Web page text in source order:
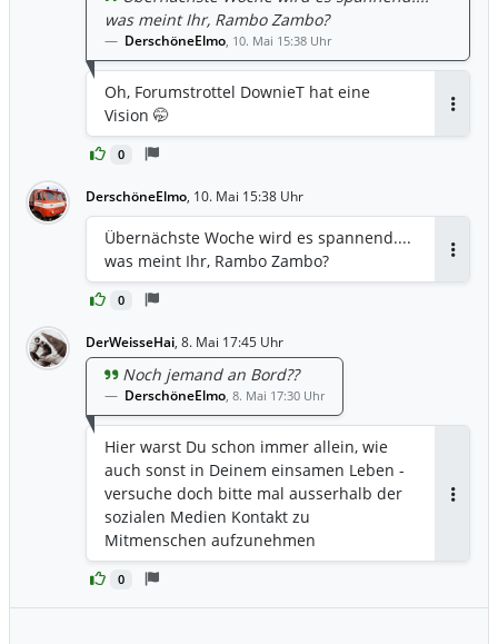
0
was meint Ihr, Rambo Zambo?
DerschöneElmo, 10. Mai 15:38 Uhr
Oh, Forumstrottel DownieT hat eine
Vision 🤭
DerschöneElmo, 10. Mai 15:38 Uhr
0
Übernächste Woche wird es spannend....
was meint Ihr, Rambo Zambo?
DerWeisseHai, 8. Mai 17:45 Uhr
0
Noch jemand an Bord??
DerschöneElmo, 8. Mai 17:30 Uhr
Hier warst Du schon immer allein, wie
auch sonst in Deinem einsamen Leben -
versuche doch bitte mal ausserhalb der
sozialen Medien Kontakt zu
Mitmenschen aufzunehmen